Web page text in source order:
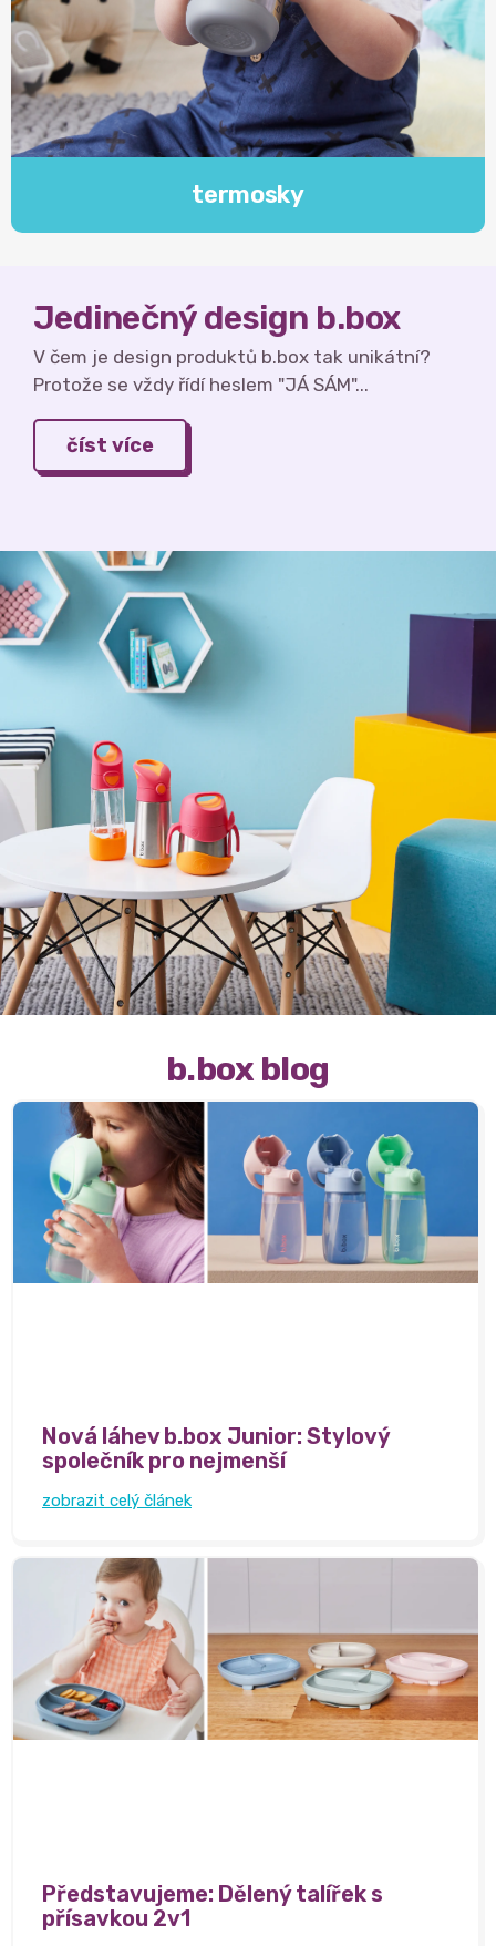
termosky
Jedinečný design b.box
V čem je design produktů b.box tak unikátní?
Protože se vždy řídí heslem "JÁ SÁM"...
číst více
b.box blog
Nová láhev b.box Junior: Stylový
společník pro nejmenší
zobrazit celý článek
Představujeme: Dělený talířek s
přísavkou 2v1